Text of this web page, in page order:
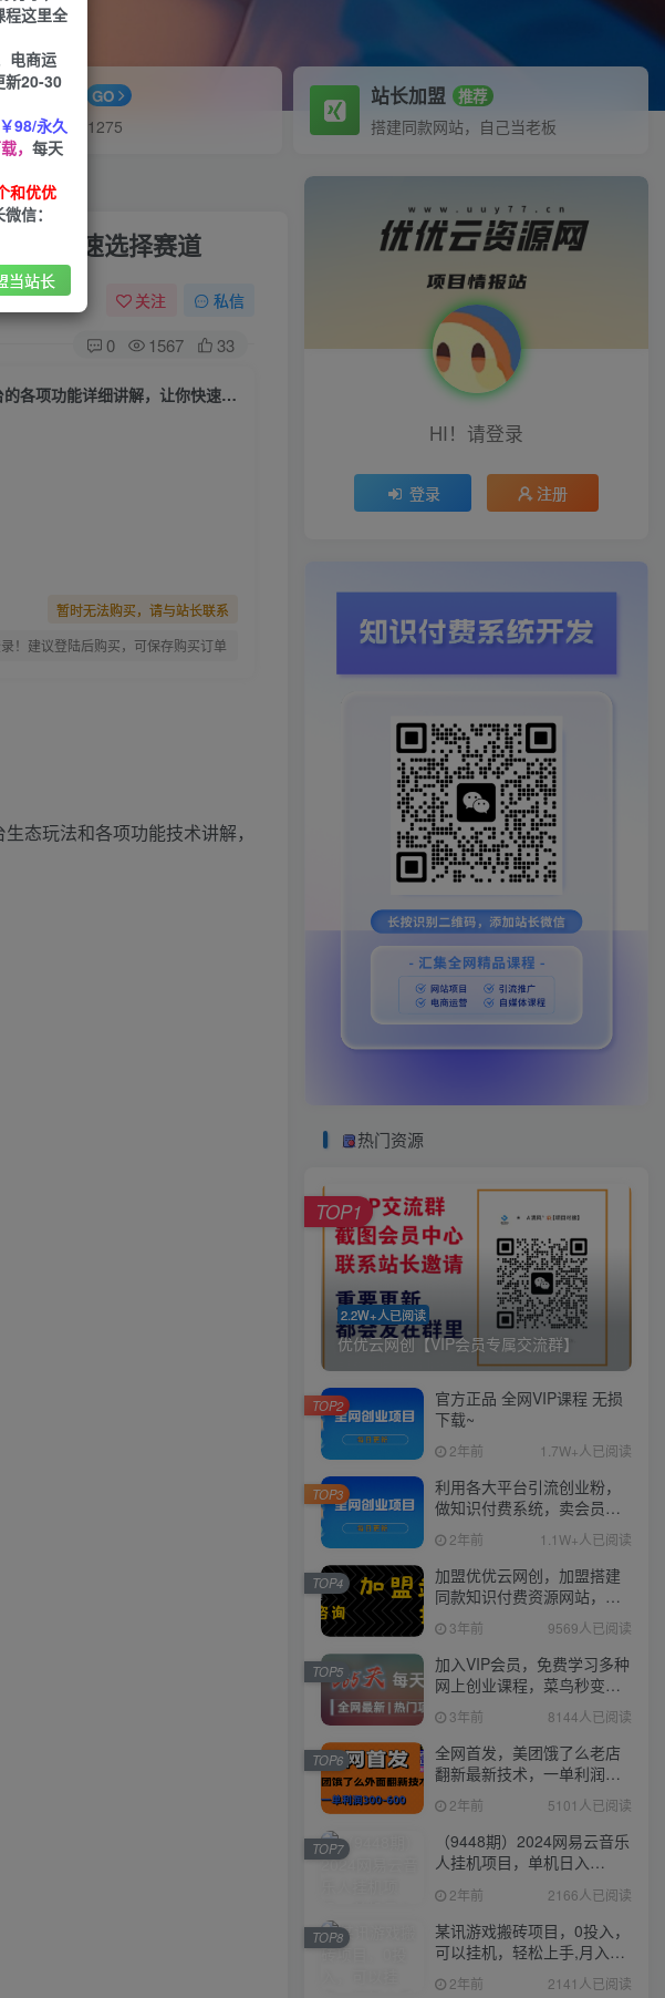
APP下载 GO
站长V：hu91275
站长加盟 推荐
搭建同款网站，自己当老板
你快速选择赛道
关注 私信
0 1567 33
视频号变现进阶课，视频号六大变现模式，对平台的各项功能详细讲解，让你快速选择赛道
暂时无法购买，请与站长联系
！建议登陆后购买，可保存购买订单
态玩法和各项功能技术讲解，
HI！请登录
登录 注册
热门资源
2.2W+人已阅读
优优云网创【VIP会员专属交流群】
TOP1
官方正品 全网VIP课程 无损
下载~
2年前 1.7W+人已阅读
TOP2
利用各大平台引流创业粉，
做知识付费系统，卖会员，
卖课程，实现日入几百几千
2年前 1.1W+人已阅读
TOP3
加盟优优云网创，加盟搭建
同款知识付费资源网站，实
现长期稳定被动收入~
3年前 9569人已阅读
TOP4
加入VIP会员，免费学习多种
网上创业课程，菜鸟秒变大
神！
3年前 8144人已阅读
TOP5
全网首发，美团饿了么老店
翻新最新技术，一单利润
300-600
2年前 5101人已阅读
TOP6
（9448期）2024网易云音乐
人挂机项目，单机日入
150+，无脑月入5000+
2年前 2166人已阅读
TOP7
某讯游戏搬砖项目，0投入，
可以挂机，轻松上手,月入
3000+上不封顶
2年前 2141人已阅读
TOP8
程这里全
电商运
新20-30
98/永久
， 每天
和优优
信：
当站长